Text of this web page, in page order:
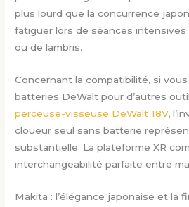
plus lourd que la concurrence
fatiguer lors de séances
ou de lambris.
Concernant la compatibilité, si
batteries DeWalt pour d’autres
perceuse-visseuse DeWalt 18V,
cloueur seul sans batterie
substantielle. La plateforme XR
interchangeabilité parfaite entre
Makita : l’élégance japonaise et la